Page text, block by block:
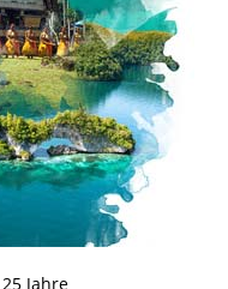
Jahre